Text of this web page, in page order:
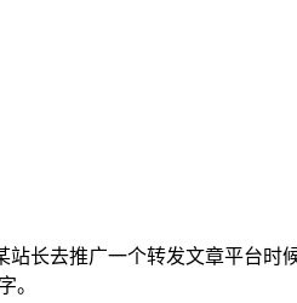
长去推广一个转发文章平台时
。